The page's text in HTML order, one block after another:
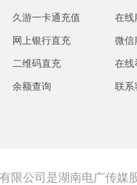
久游一卡通充值
网上银行直充
二维码直充
余额查询
在线
微信
在线
联系
限公司是湖南电广传媒